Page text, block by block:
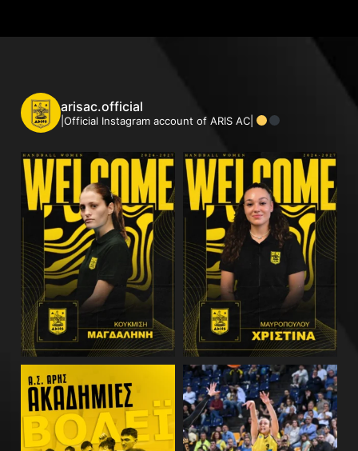
arisac.official
|Official Instagram account of ARIS AC|